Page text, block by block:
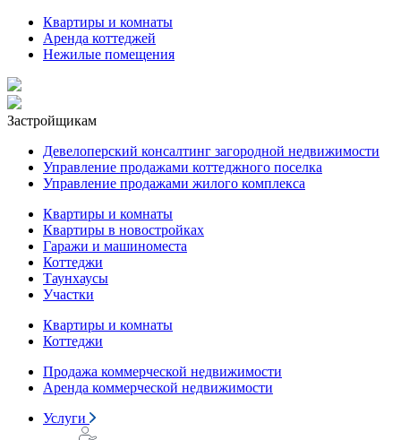
Квартиры и комнаты
Аренда коттеджей
Нежилые помещения
Застройщикам
Девелоперский консалтинг загородной недвижимости
Управление продажами коттеджного поселка
Управление продажами жилого комплекса
Квартиры и комнаты
Квартиры в новостройках
Гаражи и машиноместа
Коттеджи
Таунхаусы
Участки
Квартиры и комнаты
Коттеджи
Продажа коммерческой недвижимости
Аренда коммерческой недвижимости
Услуги